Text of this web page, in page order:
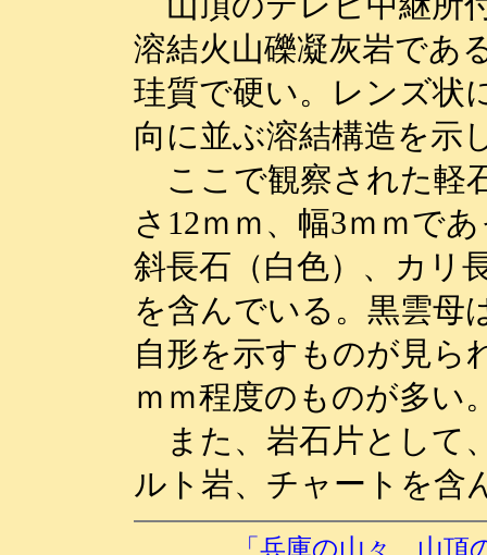
溶結火山礫凝灰岩であ
珪質で硬い。レンズ状
向に並ぶ溶結構造を示
ここで観察された軽
さ12ｍｍ、幅3ｍｍで
斜長石（白色）、カリ
を含んでいる。黒雲母
自形を示すものが見ら
ｍｍ程度のものが多い
また、岩石片として
ルト岩、チャートを含
「兵庫の山々 山頂